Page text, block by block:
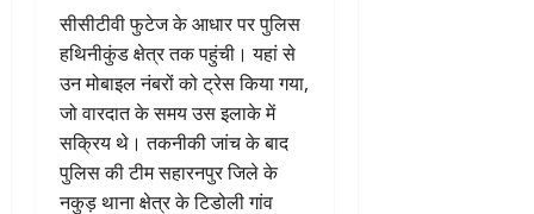
सीसीटीवी फुटेज के आधार पर पुलिस
हथिनीकुंड क्षेत्र तक पहुंची। यहां से
उन मोबाइल नंबरों को ट्रेस किया गया,
जो वारदात के समय उस इलाके में
सक्रिय थे। तकनीकी जांच के बाद
पुलिस की टीम सहारनपुर जिले के
नकुड़ थाना क्षेत्र के टिडोली गांव